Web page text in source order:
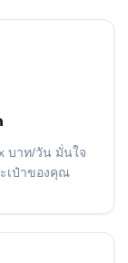
บาท/วัน มั่นใจ
เป๋าของคุณ